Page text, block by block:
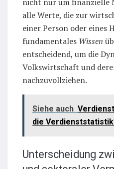
alle Werte, die zur
einer Person oder eines
fundamentales Wissen
entscheidend, um die
Volkswirtschaft und
nachzuvollziehen.
Siehe auch
die
Unterscheidung